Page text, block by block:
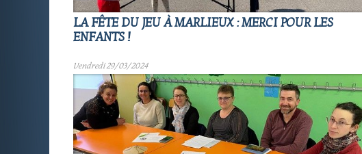
LA FÊTE DU JEU À MARLIEUX : MERCI POUR LES
ENFANTS !
Vendredi 29/03/2024